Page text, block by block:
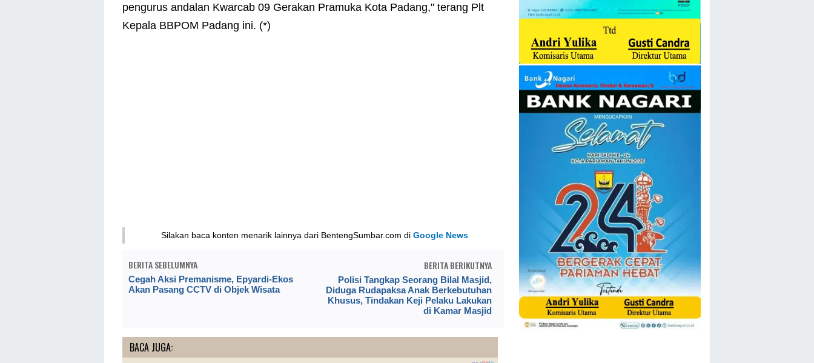
pengurus andalan Kwarcab 09 Gerakan Pramuka Kota Padang," terang Plt
Kepala BBPOM Padang ini. (*)
Silakan baca konten menarik lainnya dari BentengSumbar.com diGoogle News
BERITA SEBELUMNYA
Cegah Aksi Premanisme, Epyardi-Ekos
Akan Pasang CCTV di Objek Wisata
BERITA BERIKUTNYA
Polisi Tangkap Seorang Bilal Masjid,
Diduga Rudapaksa Anak Berkebutuhan
Khusus, Tindakan Keji Pelaku Lakukan
di Kamar Masjid
BACA JUGA: